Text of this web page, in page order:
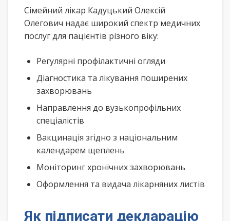
Сімейний лікар Кадуцький Олексій
Олегович надає широкий спектр медичних
послуг для пацієнтів різного віку:
Регулярні профілактичні огляди
Діагностика та лікування поширених
захворювань
Направлення до вузькопрофільних
спеціалістів
Вакцинація згідно з національним
календарем щеплень
Моніторинг хронічних захворювань
Оформлення та видача лікарняних листів
Як підписати декларацію